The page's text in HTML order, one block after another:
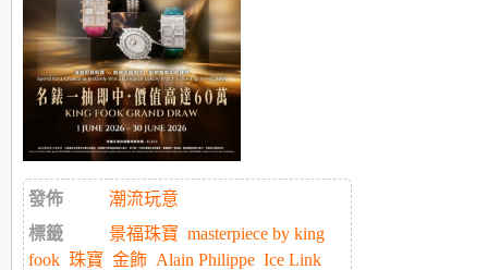
發佈
潮流玩意
標籤
景福珠寶 masterpiece by king
fook 珠寶 金飾 Alain Philippe Ice Link